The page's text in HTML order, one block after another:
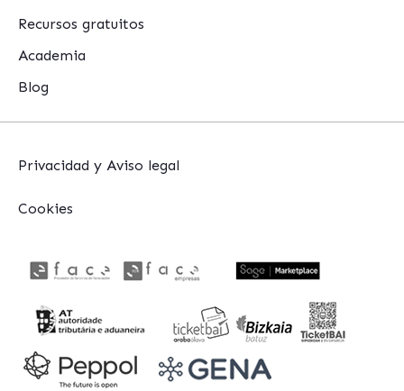
Recursos gratuitos
Academia
Blog
Privacidad y Aviso legal
Cookies